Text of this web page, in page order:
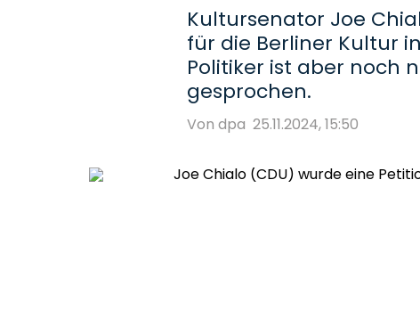
Kultursenator Joe
für die Berliner Kultur
Politiker ist aber noch
gesprochen.
Von dpa 25.11.2024, 15:50